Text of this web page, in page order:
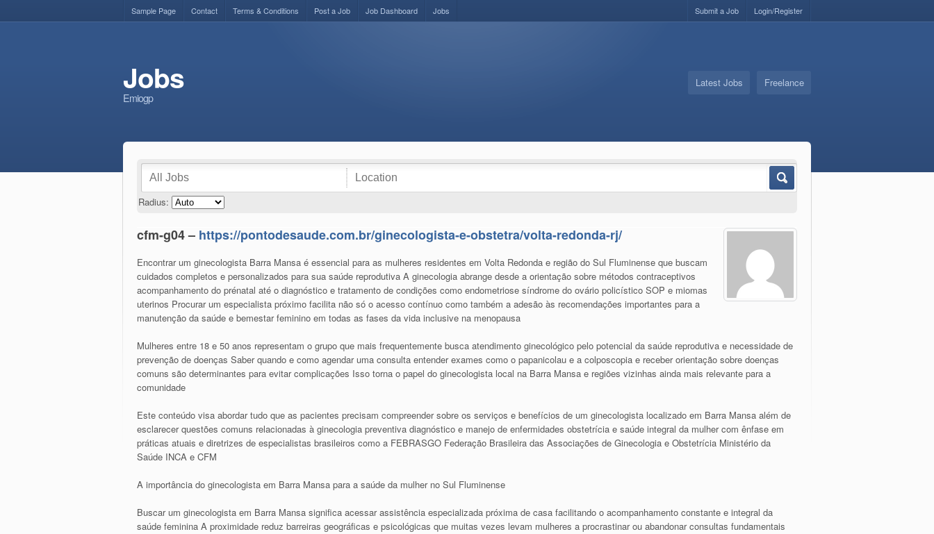
Sample Page Contact Terms & Conditions Post a Job Job Dashboard Jobs Login/Register
Submit a Job
Jobs
Emiogp
Latest Jobs Freelance
Radius:
cfm-g04 – https://pontodesaude.com.br/ginecologista-e-obstetra/volta-redonda-rj/
Encontrar um ginecologista Barra Mansa é essencial para as mulheres residentes em Volta Redonda e região do Sul Fluminense que buscam
cuidados completos e personalizados para sua saúde reprodutiva A ginecologia abrange desde a orientação sobre métodos contraceptivos
acompanhamento do prénatal até o diagnóstico e tratamento de condições como endometriose síndrome do ovário policístico SOP e miomas
uterinos Procurar um especialista próximo facilita não só o acesso contínuo como também a adesão às recomendações importantes para a
manutenção da saúde e bemestar feminino em todas as fases da vida inclusive na menopausa
Mulheres entre 18 e 50 anos representam o grupo que mais frequentemente busca atendimento ginecológico pelo potencial da saúde reprodutiva e necessidade de
prevenção de doenças Saber quando e como agendar uma consulta entender exames como o papanicolau e a colposcopia e receber orientação sobre doenças
comuns são determinantes para evitar complicações Isso torna o papel do ginecologista local na Barra Mansa e regiões vizinhas ainda mais relevante para a
comunidade
Este conteúdo visa abordar tudo que as pacientes precisam compreender sobre os serviços e benefícios de um ginecologista localizado em Barra Mansa além de
esclarecer questões comuns relacionadas à ginecologia preventiva diagnóstico e manejo de enfermidades obstetrícia e saúde integral da mulher com ênfase em
práticas atuais e diretrizes de especialistas brasileiros como a FEBRASGO Federação Brasileira das Associações de Ginecologia e Obstetrícia Ministério da
Saúde INCA e CFM
A importância do ginecologista em Barra Mansa para a saúde da mulher no Sul Fluminense
Buscar um ginecologista em Barra Mansa significa acessar assistência especializada próxima de casa facilitando o acompanhamento constante e integral da
saúde feminina A proximidade reduz barreiras geográficas e psicológicas que muitas vezes levam mulheres a procrastinar ou abandonar consultas fundamentais